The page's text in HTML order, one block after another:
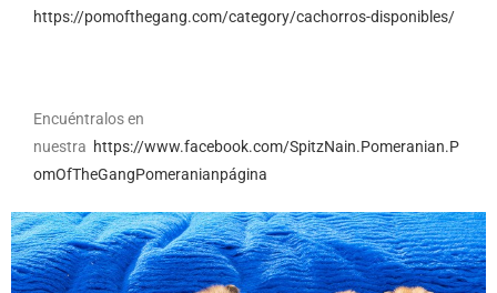
https://pomofthegang.com/category/cachorros-disponibles/
Encuéntralos en
nuestra https://www.facebook.com/SpitzNain.Pomeranian.P
omOfTheGangPomeranianpágina